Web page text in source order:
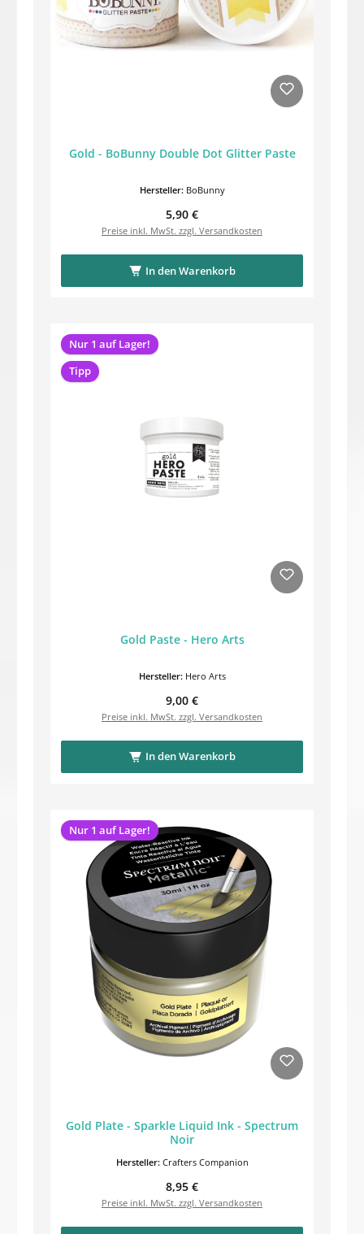
Gold - BoBunny Double Dot Glitter Paste
Hersteller: BoBunny
Regulärer Preis:
5,90 €
Preise inkl. MwSt. zzgl. Versandkosten
In den Warenkorb
Nur 1 auf Lager!
Tipp
Gold Paste - Hero Arts
Hersteller: Hero Arts
Regulärer Preis:
9,00 €
Preise inkl. MwSt. zzgl. Versandkosten
In den Warenkorb
Nur 1 auf Lager!
Gold Plate - Sparkle Liquid Ink - Spectrum
Noir
Hersteller: Crafters Companion
Regulärer Preis:
8,95 €
Preise inkl. MwSt. zzgl. Versandkosten